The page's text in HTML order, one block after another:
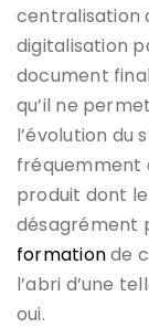
centralisation
digitalisation
document
qu’il ne
l’évolution du
fréquemment
produit dont
désagrément
formationde
l’abri d’une
oui.